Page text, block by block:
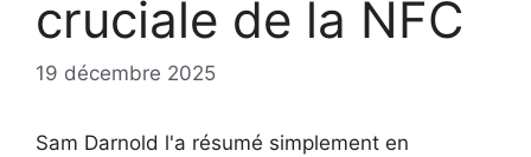
cruciale de la NFC
19 décembre 2025
Sam Darnold l'a résumé simplement en